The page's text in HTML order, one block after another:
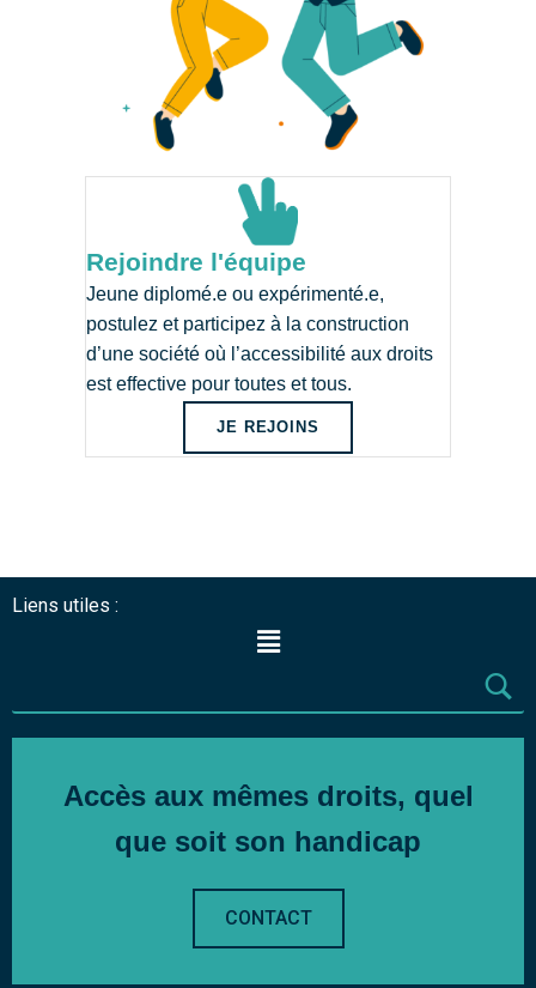
Rejoindre l'équipe
Jeune diplomé.e ou expérimenté.e,
postulez et participez à la construction
d’une société où l’accessibilité aux droits
est effective pour toutes et tous.
JE REJOINS
Liens utiles :
Accès aux mêmes droits, quel
que soit son handicap
CONTACT